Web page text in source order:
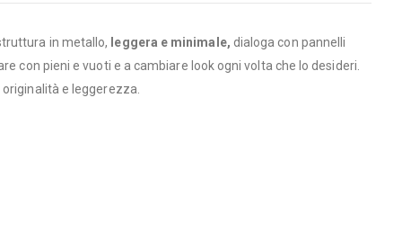
in metallo, leggera e minimale, dialoga con pannelli
con pieni e vuoti e a cambiare look ogni volta che lo desideri.
originalità e leggerezza.